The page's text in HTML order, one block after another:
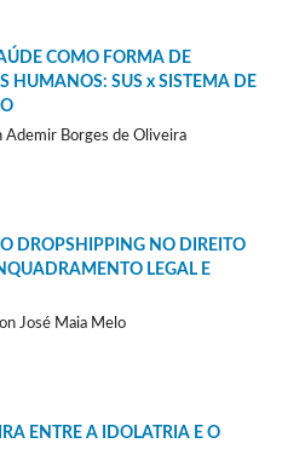
COMO FORMA DE
HUMANOS: SUS x SISTEMA DE
Ademir Borges de Oliveira
DROPSHIPPING NO DIREITO
LEGAL E
José Maia Melo
ENTRE A IDOLATRIA E O